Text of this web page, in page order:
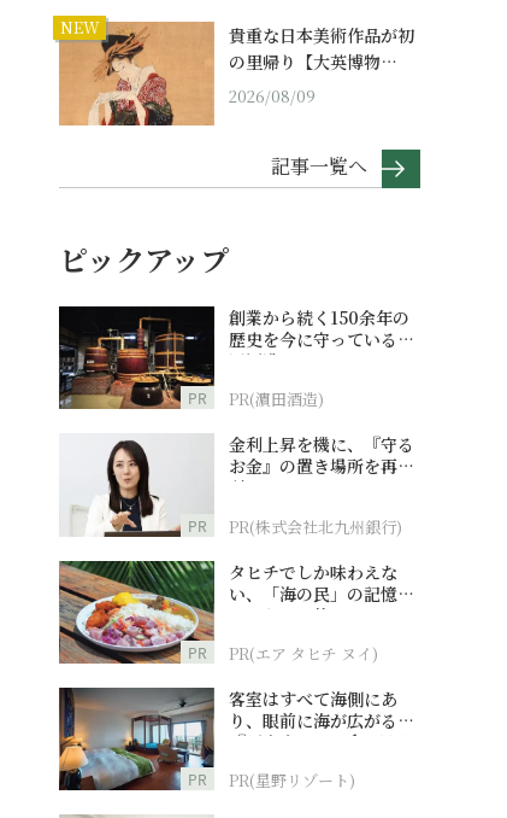
NEW
貴重な日本美術作品が初
の里帰り【大英博物…
2026/08/09
記事一覧へ
ピックアップ
PR
創業から続く150余年の
歴史を今に守っている濵
田酒造
PR(濵田酒造)
PR
金利上昇を機に、『守る
お金』の置き場所を再検
討
PR(株式会社北九州銀行)
PR
タヒチでしか味わえな
い、「海の民」の記憶へ
とつながる旅
PR(エア タヒチ ヌイ)
PR
客室はすべて海側にあ
り、眼前に海が広がる
『西表島ホテル by 星野
PR(星野リゾート)